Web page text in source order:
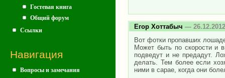
Гостевая книга
Общий форум
Ссылки
Навигация
Вопросы и замечания
Егор Хоттабыч — 26.12.2012
Вот фотки пропавших
Может быть по скорости и
подведут и не предадут.
делать. Тем более если
ними в сарае, когда они